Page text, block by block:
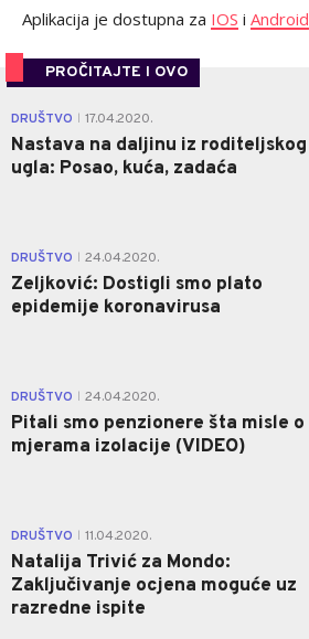
Aplikacija je dostupna za IOS i Android
PROČITAJTE I OVO
DRUŠTVO 17.04.2020.
Nastava na daljinu iz roditeljskog
ugla: Posao, kuća, zadaća
DRUŠTVO 24.04.2020.
Zeljković: Dostigli smo plato
epidemije koronavirusa
DRUŠTVO 24.04.2020.
Pitali smo penzionere šta misle o
mjerama izolacije (VIDEO)
DRUŠTVO 11.04.2020.
Natalija Trivić za Mondo:
Zaključivanje ocjena moguće uz
razredne ispite